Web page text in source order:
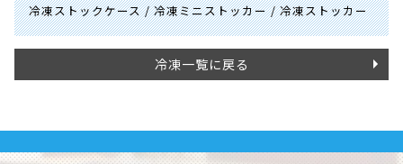
冷凍ストックケース / 冷凍ミニストッカー / 冷凍ストッカー
冷凍一覧に戻る